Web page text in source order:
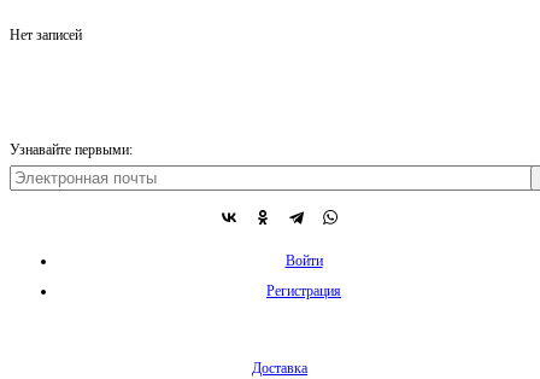
Нет записей
Узнавайте первыми:
Войти
Регистрация
Доставка